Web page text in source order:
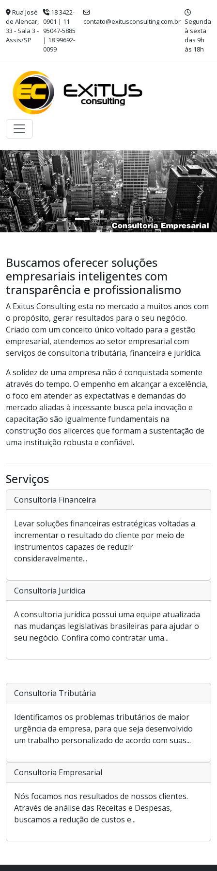
Rua José
de Alencar,
33 - Sala 3 -
Assis/SP
18 3422-
0901 | 11
95047-5885
| 18 99692-
0099
contato@exitusconsulting.com.br Segunda
à sexta
das 9h
às 18h
Previous Next
Buscamos oferecer soluções
empresariais inteligentes com
transparência e profissionalismo
A Exitus Consulting esta no mercado a muitos anos com
o propósito, gerar resultados para o seu negócio.
Criado com um conceito único voltado para a gestão
empresarial, atendemos ao setor empresarial com
serviços de consultoria tributária, financeira e jurídica.
A solidez de uma empresa não é conquistada somente
através do tempo. O empenho em alcançar a excelência,
o foco em atender as expectativas e demandas do
mercado aliadas à incessante busca pela inovação e
capacitação são igualmente fundamentais na
construção dos alicerces que formam a sustentação de
uma instituição robusta e confiável.
Serviços
Consultoria Financeira
Levar soluções financeiras estratégicas voltadas a
incrementar o resultado do cliente por meio de
instrumentos capazes de reduzir
consideravelmente...
Consultoria Jurídica
A consultoria jurídica possui uma equipe atualizada
nas mudanças legislativas brasileiras para ajudar o
seu negócio. Confira como contratar uma...
Consultoria Tributária
Identificamos os problemas tributários de maior
urgência da empresa, para que seja desenvolvido
um trabalho personalizado de acordo com suas...
Consultoria Empresarial
Nós focamos nos resultados de nossos clientes.
Através de análise das Receitas e Despesas,
buscamos a redução de custos e...